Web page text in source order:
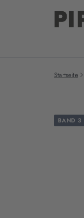
Startseite
BAND 3